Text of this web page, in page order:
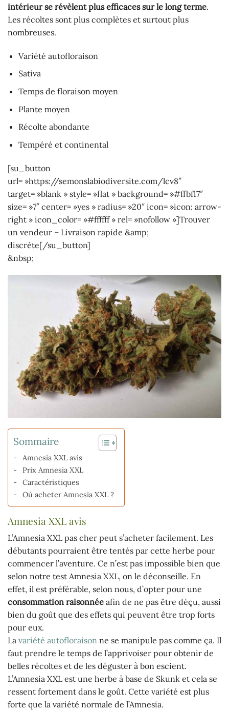
intérieur se révèlent plus efficaces sur le long terme.
Les récoltes sont plus complètes et surtout plus
nombreuses.
Variété autofloraison
Sativa
Temps de floraison moyen
Plante moyen
Récolte abondante
Tempéré et continental
[su_button
url= »https://semonslabiodiversite.com/lcv8″
target= »blank » style= »flat » background= »#ffbf17″
size= »7″ center= »yes » radius= »20″ icon= »icon: arrow-
right » icon_color= »#ffffff » rel= »nofollow »]Trouver
un vendeur – Livraison rapide &amp;
discrète[/su_button]
&nbsp;
Sommaire
Amnesia XXL avis
Prix Amnesia XXL
Caractéristiques
Où acheter Amnesia XXL ?
Amnesia XXL avis
L’Amnesia XXL pas cher peut s’acheter facilement. Les
débutants pourraient être tentés par cette herbe pour
commencer l’aventure. Ce n’est pas impossible bien que
selon notre test Amnesia XXL, on le déconseille. En
effet, il est préférable, selon nous, d’opter pour une
consommation raisonnée afin de ne pas être déçu, aussi
bien du goût que des effets qui peuvent être trop forts
pour eux.
La variété autofloraison ne se manipule pas comme ça. Il
faut prendre le temps de l’apprivoiser pour obtenir de
belles récoltes et de les déguster à bon escient.
L’Amnesia XXL est une herbe à base de Skunk et cela se
ressent fortement dans le goût. Cette variété est plus
forte que la variété normale de l’Amnesia.